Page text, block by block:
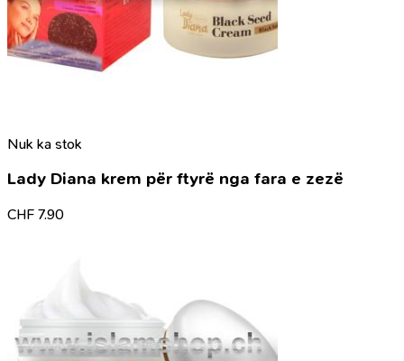
Nuk ka stok
Lady Diana krem për ftyrë nga fara e zezë
CHF 7.90